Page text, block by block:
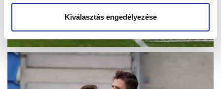
Kiválasztás engedélyezése